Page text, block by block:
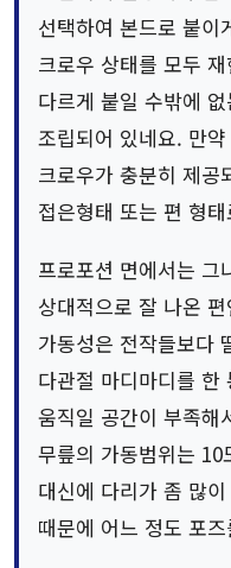
선택하여 본드로 붙이
크로우 상태를 모두
다르게 붙일 수밖에
조립되어 있네요. 만
크로우가 충분히 제공
접은형태 또는 편 형
프로포션 면에서는 그
상대적으로 잘 나온
가동성은 전작들보다
다관절 마디마디를 한
움직일 공간이 부족해
무릎의 가동범위는
대신에 다리가 좀 많
때문에 어느 정도 포